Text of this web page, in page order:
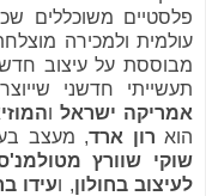
פלסטיים משוכללים
מבוססת על עיצוב
תעשייתי חדשני
אמריקה ישראל ו
הוא רון ארד, מעצב
שוקי שוורץ
לעיצוב בחולון, ועידו